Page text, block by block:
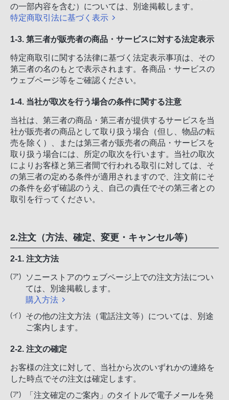
の一部内容を含む）については、別途掲載します。
特定商取引法に基づく表示
1-3. 第三者が販売者の商品・サービスに対する法定表示
特定商取引に関する法律に基づく法定表示事項は、その
第三者の名のもとで表示されます。各商品・サービスの
ウェブページ等をご確認ください。
1-4. 当社が取次を行う場合の条件に関する注意
当社は、第三者の商品・第三者が提供するサービスを当
社が販売者の商品として取り扱う場合（但し、物品の転
売を除く）、または第三者が販売者の商品・サービスを
取り扱う場合には、所定の取次を行います。当社の取次
によりお客様と第三者間で行われる取引に対しては、そ
の第三者の定める条件が適用されますので、注文前にそ
の条件を必ず確認のうえ、自己の責任でその第三者との
取引を行ってください。
2.注文（方法、確定、変更・キャンセル等）
2-1. 注文方法
ソニーストアのウェブページ上での注文方法につい
ては、別途掲載します。
購入方法
その他の注文方法（電話注文等）については、別途
ご案内します。
2-2. 注文の確定
お客様の注文に対して、当社から次のいずれかの連絡を
した時点でその注文は確定します。
「注文確定のご案内」のタイトルで電子メールを発